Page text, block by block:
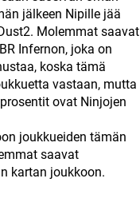
jälkeen Nipille jää
Molemmat saavat
Infernon, joka on
koska tämä
vastaan, mutta
ovat Ninjojen
joukkueiden tämän
saavat
kartan joukkoon.